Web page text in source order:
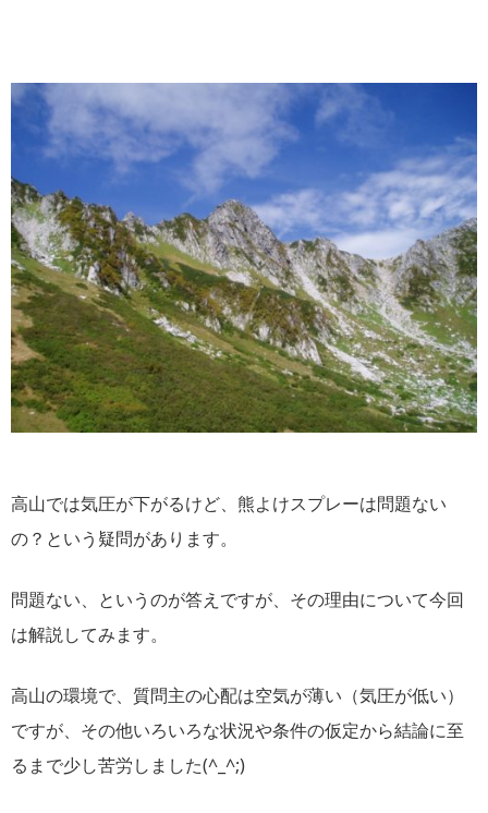
高山では気圧が下がるけど、熊よけスプレーは問題ない
の？という疑問があります。
問題ない、というのが答えですが、その理由について今回
は解説してみます。
高山の環境で、質問主の心配は空気が薄い（気圧が低い）
ですが、その他いろいろな状況や条件の仮定から結論に至
るまで少し苦労しました(^_^;)